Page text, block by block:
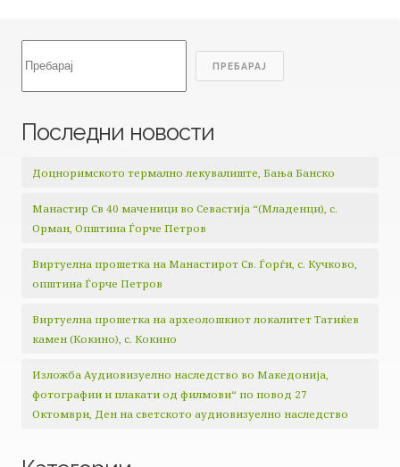
ПРЕБАРАЈ
Последни новости
Доцноримското термално лекувалиште, Бања Банско
Манастир Св 40 маченици во Севастија “(Младенци), с.
Орман, Општина Ѓорче Петров
Виртуелна прошетка на Манастирот Св. Ѓорѓи, с. Кучково,
општина Ѓорче Петров
Виртуелна прошетка на археолошкиот локалитет Татиќев
камен (Кокино), с. Кокино
Изложба Аудиовизуелно наследство во Македонија,
фотографии и плакати од филмови“ по повод 27
Октомври, Ден на светското аудиовизуелно наследство